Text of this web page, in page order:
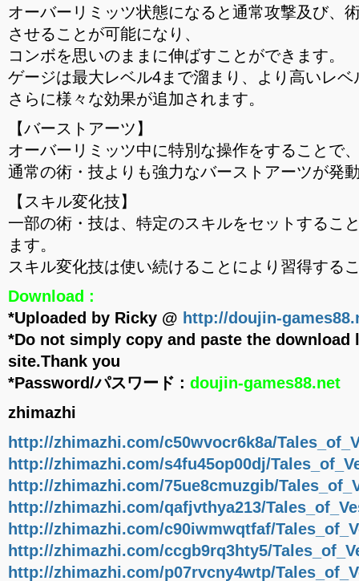
オーバーリミッツ状態になると通常攻撃及び、
させることが可能になり、
コンボを思いのままに伸ばすことができます。
ゲージは最大レベル4まで溜まり、より高いレ
さらに様々な効果が追加されます。
【バーストアーツ】
オーバーリミッツ中に特別な操作をすることで
通常の術・技よりも強力なバーストアーツが発
【スキル変化技】
一部の術・技は、特定のスキルをセットするこ
ます。
スキル変化技は使い続けることにより習得する
Download :
*Uploaded by Ricky @ http://doujin-
*Do not simply copy and paste the download
site.Thank you
*Password/パスワード : doujin-games88.net
zhimazhi
http://zhimazhi.com/c50wvocr6k8a/
http://zhimazhi.com/s4fu45op00dj/
http://zhimazhi.com/75ue8cmuzgib/
http://zhimazhi.com/qafjvthya213/
http://zhimazhi.com/c90iwmwqtfaf/
http://zhimazhi.com/ccgb9rq3hty5/
http://zhimazhi.com/p07rvcny4wtp/